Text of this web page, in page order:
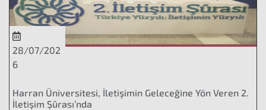
28/07/202
6
Harran Üniversitesi, İletişimin Geleceğine Yön Veren 2.
İletişim Şûrası’nda